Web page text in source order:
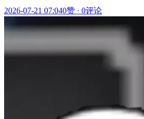
2026-07-21 07:040赞 · 0评论